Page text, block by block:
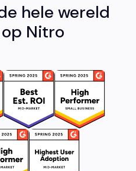
hele wereld
Nitro